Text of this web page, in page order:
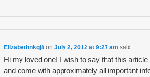
Elizabethnkqj8 onJuly 2, 2012 at 9:27 am said:
Hi my loved one! I wish to say that this
and come with approximately all important